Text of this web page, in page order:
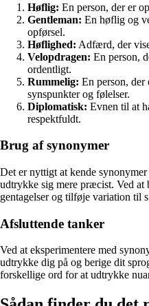
Høflig: En person, der er
Gentleman: En høflig og
opførsel.
Høflighed: Adfærd, der
Velopdragen: En person,
ordentligt.
Rummelig: En person, der
synspunkter og følelser.
Diplomatisk: Evnen til at
respektfuldt.
Brug af synonymer
Det er nyttigt at kende
udtrykke sig mere præcist. Ved at
gentagelser og tilføje variation til
Afsluttende tanker
Ved at eksperimentere med
udtrykke dig på og berige dit
forskellige ord for at udtrykke